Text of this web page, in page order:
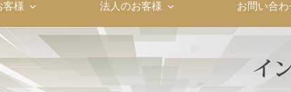
客様 法人のお客様 お問い合